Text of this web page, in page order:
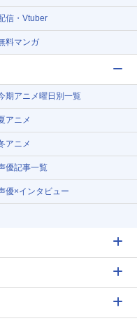
信・Vtuber
料マンガ
期アニメ曜日別一覧
アニメ
アニメ
優記事一覧
優×インタビュー